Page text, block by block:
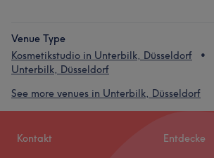
Venue Type
Kosmetikstudio in Unterbilk, Düsseldorf
Unterbilk, Düsseldorf
See more venues in Unterbilk, Düsseldorf
Kontakt Entdecke